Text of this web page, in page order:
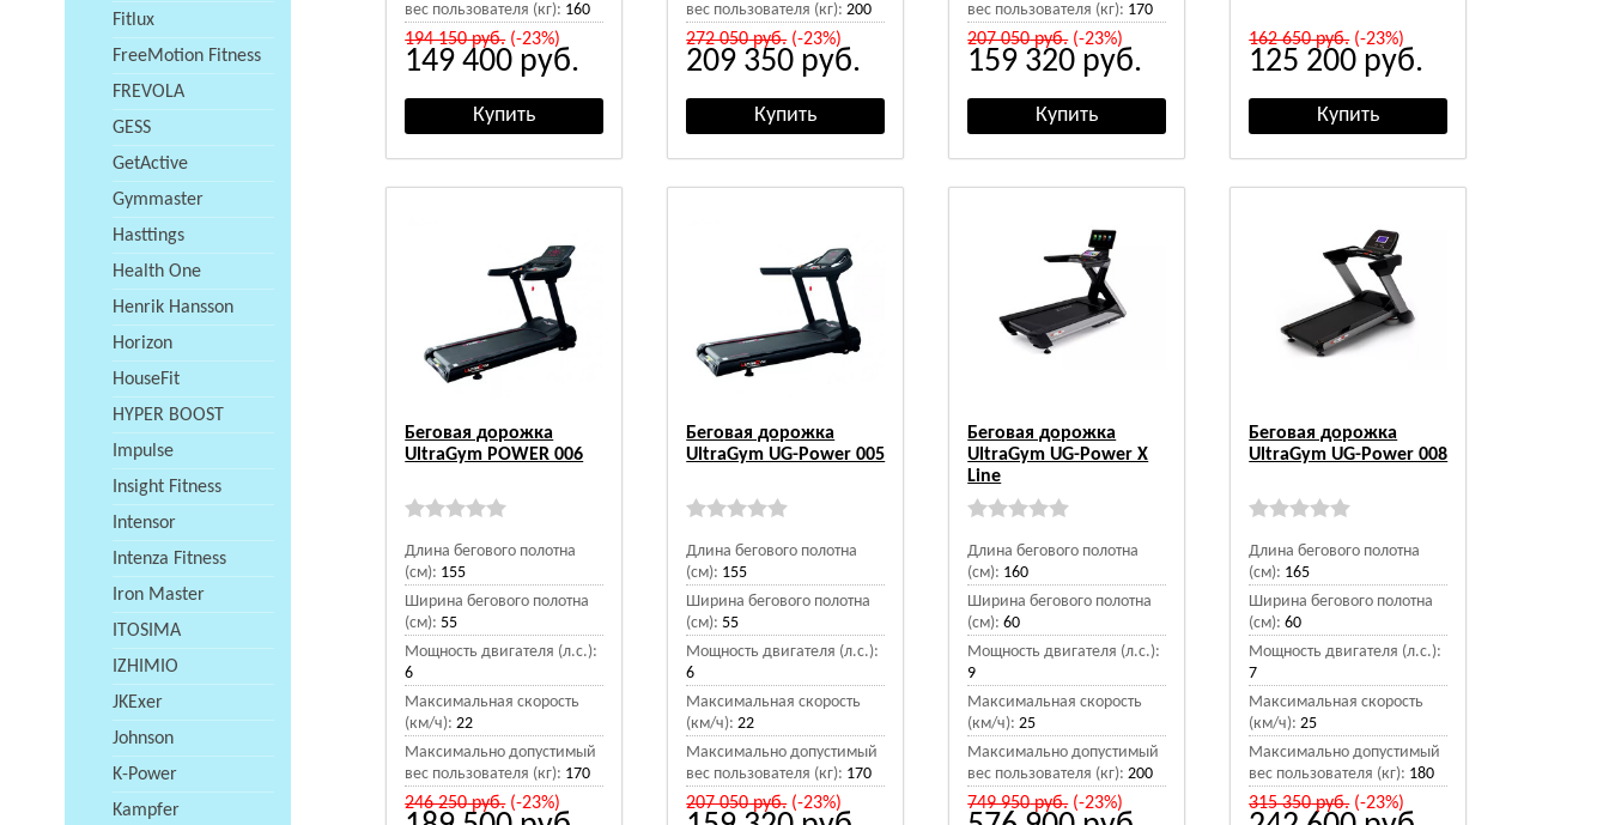
Fitlux
FreeMotion Fitness
FREVOLA
GESS
GetActive
Gymmaster
Hasttings
Health One
Henrik Hansson
Horizon
HouseFit
HYPER BOOST
Impulse
Insight Fitness
Intensor
Intenza Fitness
Iron Master
ITOSIMA
IZHIMIO
JKExer
Johnson
K-Power
Kampfer
вес пользователя (кг): 160
194 150руб.(-23%)
149 400 руб.
вес пользователя (кг): 200
272 050руб.(-23%)
209 350 руб.
вес пользователя (кг): 170
207 050руб.(-23%)
159 320 руб.
162 650руб.(-23%)
125 200 руб.
Беговая дорожка
UltraGym POWER 006
Длина бегового полотна
(см): 155
Ширина бегового полотна
(см): 55
Мощность двигателя (л.с.):
6
Максимальная скорость
(км/ч): 22
Максимально допустимый
вес пользователя (кг): 170
246 250руб.(-23%)
Беговая дорожка
UltraGym UG-Power 005
Длина бегового полотна
(см): 155
Ширина бегового полотна
(см): 55
Мощность двигателя (л.с.):
6
Максимальная скорость
(км/ч): 22
Максимально допустимый
вес пользователя (кг): 170
207 050руб.(-23%)
Беговая дорожка
UltraGym UG-Power X
Line
Длина бегового полотна
(см): 160
Ширина бегового полотна
(см): 60
Мощность двигателя (л.с.):
9
Максимальная скорость
(км/ч): 25
Максимально допустимый
вес пользователя (кг): 200
749 950руб.(-23%)
Беговая дорожка
UltraGym UG-Power 008
Длина бегового полотна
(см): 165
Ширина бегового полотна
(см): 60
Мощность двигателя (л.с.):
7
Максимальная скорость
(км/ч): 25
Максимально допустимый
вес пользователя (кг): 180
315 350руб.(-23%)